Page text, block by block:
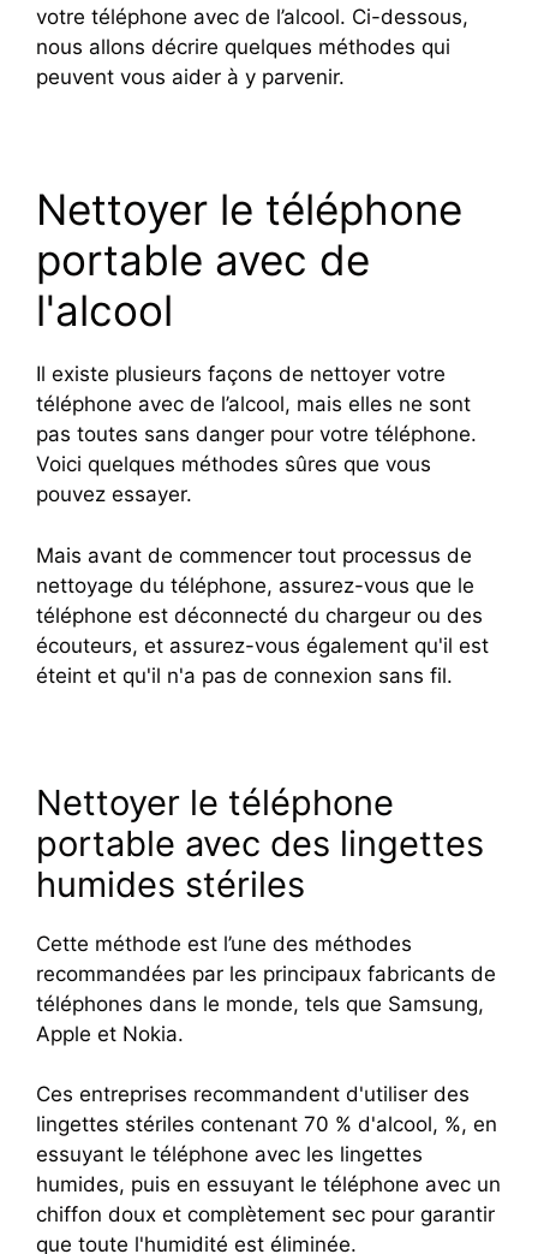
votre téléphone avec de l’alcool. Ci-dessous,
nous allons décrire quelques méthodes qui
peuvent vous aider à y parvenir.
Nettoyer le téléphone
portable avec de
l'alcool
Il existe plusieurs façons de nettoyer votre
téléphone avec de l’alcool, mais elles ne sont
pas toutes sans danger pour votre téléphone.
Voici quelques méthodes sûres que vous
pouvez essayer.
Mais avant de commencer tout processus de
nettoyage du téléphone, assurez-vous que le
téléphone est déconnecté du chargeur ou des
écouteurs, et assurez-vous également qu'il est
éteint et qu'il n'a pas de connexion sans fil.
Nettoyer le téléphone
portable avec des lingettes
humides stériles
Cette méthode est l’une des méthodes
recommandées par les principaux fabricants de
téléphones dans le monde, tels que Samsung,
Apple et Nokia.
Ces entreprises recommandent d'utiliser des
lingettes stériles contenant 70 % d'alcool, %, en
essuyant le téléphone avec les lingettes
humides, puis en essuyant le téléphone avec un
chiffon doux et complètement sec pour garantir
que toute l'humidité est éliminée.